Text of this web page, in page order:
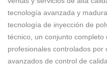
tecnología avanzada y
tecnología de inyección de
técnico, un conjunto
profesionales controlados
avanzados de control de